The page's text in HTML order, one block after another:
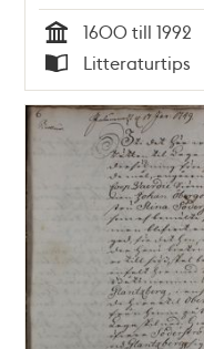
Tid
1600 till 1992
Typ
Litteraturtips